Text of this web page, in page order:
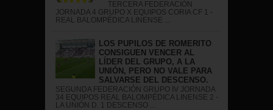
TERCERA FEDERACIÓN
JORNADA 4 GRUPO X EQUIPOS CORIA CF 1 -
REAL BALOMPÉDICA LINENSE ...
LOS PUPILOS DE ROMERITO
CONSIGUEN VENCER AL
LÍDER DEL GRUPO, A LA
UNIÓN, PERO NO VALE PARA
SALVARSE DEL DESCENSO.
SEGUNDA FEDERACIÓN GRUPO IV JORNADA
34 EQUIPOS REAL BALOMPÉDICA LINENSE 2 -
LA UNIÓN D. 1 DESCENSO ...